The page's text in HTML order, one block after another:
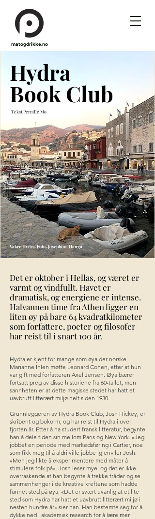
matogdrikke.no
Vakre Hydra. Foto: Josephine Hanga
Hydra
Book Club
Tekst Pernille Mo
Det er oktober i Hellas, og været er
varmt og vindfullt. Havet er
dramatisk, og energiene er intense.
Halvannen time fra Athen ligger en
liten øy på bare 64 kvadratkilometer
som forfattere, poeter og filosofer
har reist til i snart 100 år.
Hydra er kjent for mange som øya der norske
Marianne Ihlen møtte Leonard Cohen, etter at hun
var gift med forfatteren Axel Jensen. Øya bærer
fortsatt preg av disse historiene fra 60-tallet, men
sannheten er at dette magiske stedet har hatt et
uavbrutt litterært miljø helt siden 1930.
Grunnleggeren av Hydra Book Club, Josh Hickey, er
skribent og bokorm, og har reist til Hydra i over
fjorten år. Etter å ha studert fransk litteratur, begynte
han å dele tiden sin mellom Paris og New York. «Jeg
jobbet en periode med markedsføring i Cartier, noe
som fikk meg til å aldri ville jobbe igjen» ler Josh.
«Men jeg likte å eksperimentere med måter å
stimulere folk på». Josh leser mye, og det er ikke
overraskende at han begynte å trekke tråder og se
sammenhenger i de kreative kreftene som hadde
funnet sted på øya. «Det er svært uvanlig at et lite
sted som Hydra har hatt et uavbrutt litterært miljø i
nesten hundre år» sier han. Han bestemte seg for å
dykke ned i akademisk research for å lære mer.